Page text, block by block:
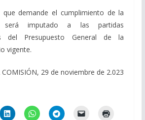
que demande el cumplimiento de la
será imputado a las partidas
del Presupuesto General de la
vigente.
COMISIÓN, 29 de noviembre de 2.023